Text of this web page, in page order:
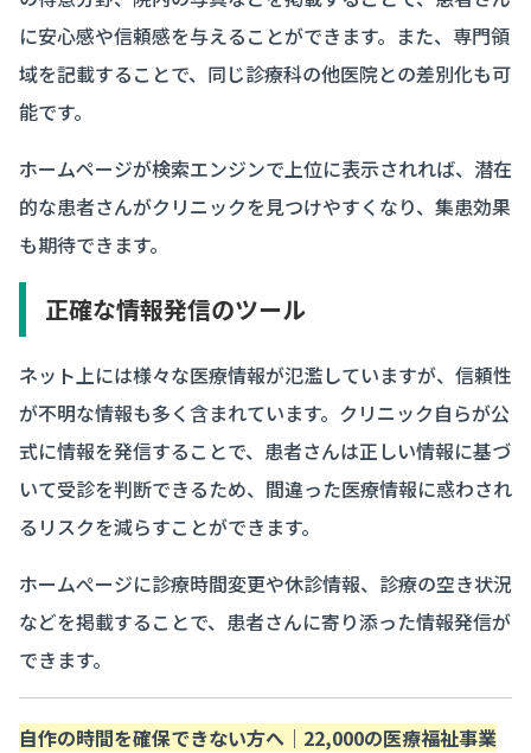
に安心感や信頼感を与えることができます。また、専門領
域を記載することで、同じ診療科の他医院との差別化も可
能です。
ホームページが検索エンジンで上位に表示されれば、潜在
的な患者さんがクリニックを見つけやすくなり、集患効果
も期待できます。
正確な情報発信のツール
ネット上には様々な医療情報が氾濫していますが、信頼性
が不明な情報も多く含まれています。クリニック自らが公
式に情報を発信することで、患者さんは正しい情報に基づ
いて受診を判断できるため、間違った医療情報に惑わされ
るリスクを減らすことができます。
ホームぺージに診療時間変更や休診情報、診療の空き状況
などを掲載することで、患者さんに寄り添った情報発信が
できます。
自作の時間を確保できない方へ｜22,000の医療福祉事業